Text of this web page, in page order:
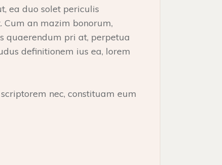
ea duo solet periculis
an mazim bonorum,
quaerendum pri at, perpetua
definitionem ius ea, lorem
nec, constituam eum